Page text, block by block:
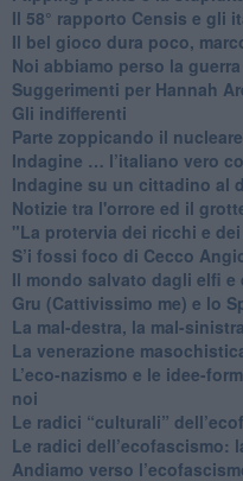
​Il 58° rapporto Censis e gli
​Il bel gioco dura poco,
Noi abbiamo perso la
Suggerimenti per Hannah
​Gli indifferenti
Parte zoppicando il
​Indagine … l’italiano vero
Indagine su un cittadino al
Notizie tra l'orrore ed il
"La protervia dei ricchi e
S’i fossi foco di Cecco
​Il mondo salvato dagli elfi e
Gru (Cattivissimo me) e lo
​La mal-destra, la mal-
​La venerazione
​L’eco-nazismo e le idee-
noi
​Le radici “culturali”
Le radici dell’ecofascismo:
Andiamo verso